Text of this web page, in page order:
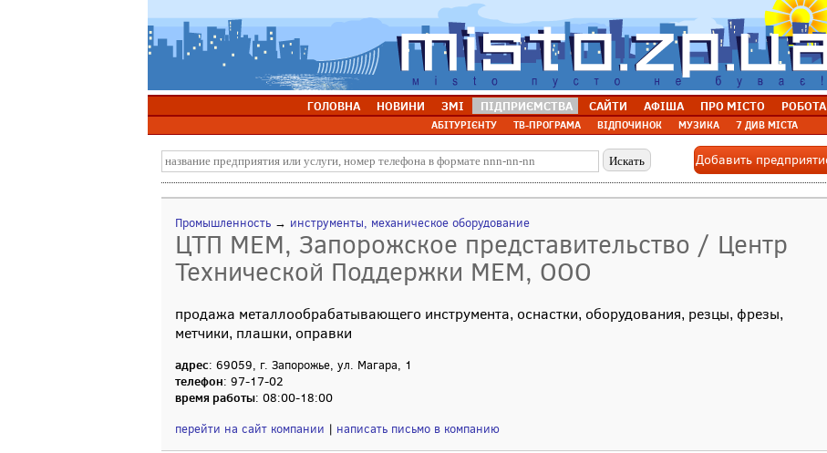
ГОЛОВНА НОВИНИ ЗМІ ПІДПРИЄМСТВА САЙТИ АФІША ПРО МІСТО РОБОТА
АБІТУРІЄНТУ ТВ-ПРОГРАМА ВІДПОЧИНОК МУЗИКА 7 ДИВ МІСТА
Добавить
Промышленность → инструменты, механическое оборудование
ЦТП МЕМ, Запорожское представительство / Центр
Технической Поддержки МЕМ, ООО
продажа металлообрабатывающего инструмента, оснастки, оборудования, резцы, фрезы,
метчики, плашки, оправки
адрес: 69059, г. Запорожье, ул. Магара, 1
телефон: 97-17-02
время работы: 08:00-18:00
перейти на сайт компании | написать письмо в компанию